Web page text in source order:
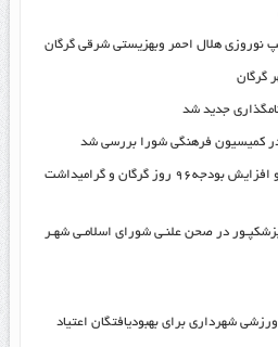
نوروزی هلال احمر وبهزیستی شرقی گرگان
گرگان
در کمیسیون فرهنگی شورا بررسی شد
ایجاد سه خانه فرهنگ جدید و افزایش بودجه۹۶ روز گرگان و گرامیداشت
در صحن علنـی شورای اسلامـی شهـر
شهرداری برای بهبودیافتگان اعتیاد